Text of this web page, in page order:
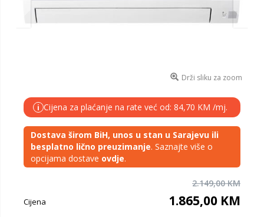
Drži sliku za zoom
i Cijena za plaćanje na rate već od: 84,70 KM /mj.
Dostava širom BiH, unos u stan u Sarajevu ili
besplatno lično preuzimanje. Saznajte više o
opcijama dostave ovdje.
2.149,00 KM
Cijena 1.865,00 KM